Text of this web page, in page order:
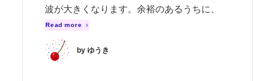
波が大きくなります。余裕のあるうちに、
Read more
by ゆうき